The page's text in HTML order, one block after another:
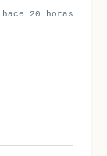
hace 20 horas